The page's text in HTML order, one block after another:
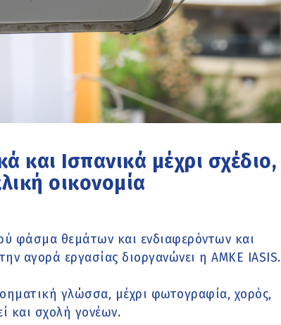
και Ισπανικά μέχρι σχέδιο,
οικονομία
φάσμα θεμάτων και ενδιαφερόντων και
αγορά εργασίας διοργανώνει η ΑΜΚΕ IASIS.
γλώσσα, μέχρι φωτογραφία, χορός,
και σχολή γονέων.